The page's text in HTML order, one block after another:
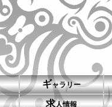
ギャラリー
求人情報